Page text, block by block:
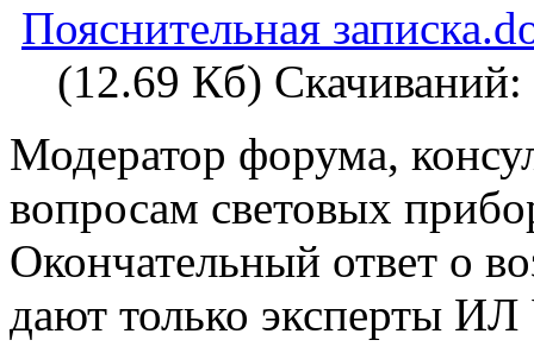
Пояснительная
(12.69 Кб) Скачиваний:
Модератор форума,
вопросам световых
Окончательный ответ о
дают только эксперты ИЛ